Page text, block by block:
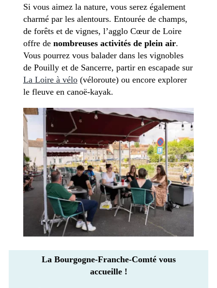
Si vous aimez la nature, vous serez également
charmé par les alentours. Entourée de champs,
de forêts et de vignes, l’agglo Cœur de Loire
offre de nombreuses activités de plein air.
Vous pourrez vous balader dans les vignobles
de Pouilly et de Sancerre, partir en escapade sur
La Loire à vélo(véloroute) ou encore explorer
le fleuve en canoë-kayak.
La Bourgogne-Franche-Comté vous
accueille !